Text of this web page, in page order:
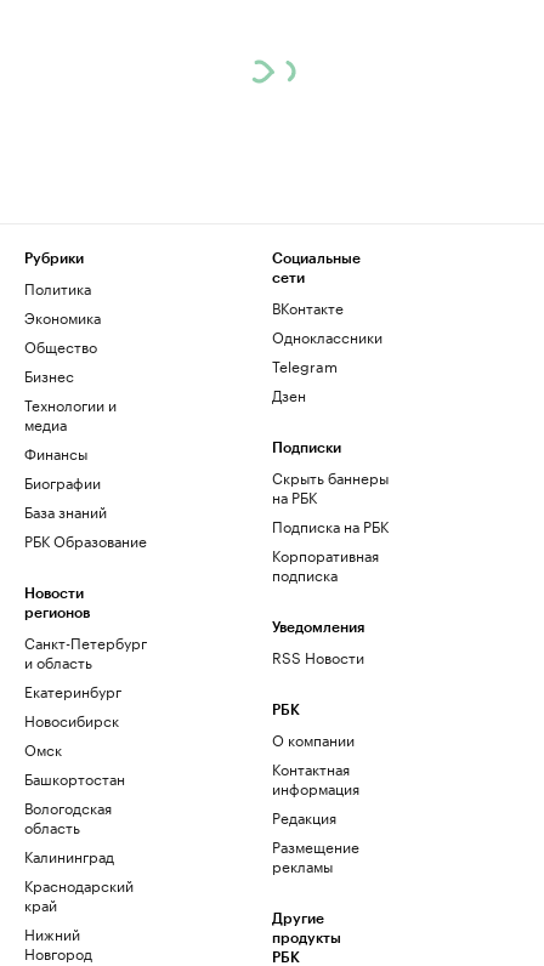
Рубрики
Политика
Экономика
Общество
Бизнес
Технологии и
медиа
Финансы
Биографии
База знаний
РБК Образование
Новости
регионов
Санкт-Петербург
и область
Екатеринбург
Новосибирск
Омск
Башкортостан
Вологодская
область
Калининград
Краснодарский
край
Нижний
Новгород
Социальные
сети
ВКонтакте
Одноклассники
Telegram
Дзен
Подписки
Скрыть баннеры
на РБК
Подписка на РБК
Корпоративная
подписка
Уведомления
RSS Новости
РБК
О компании
Контактная
информация
Редакция
Размещение
рекламы
Другие
продукты
РБК